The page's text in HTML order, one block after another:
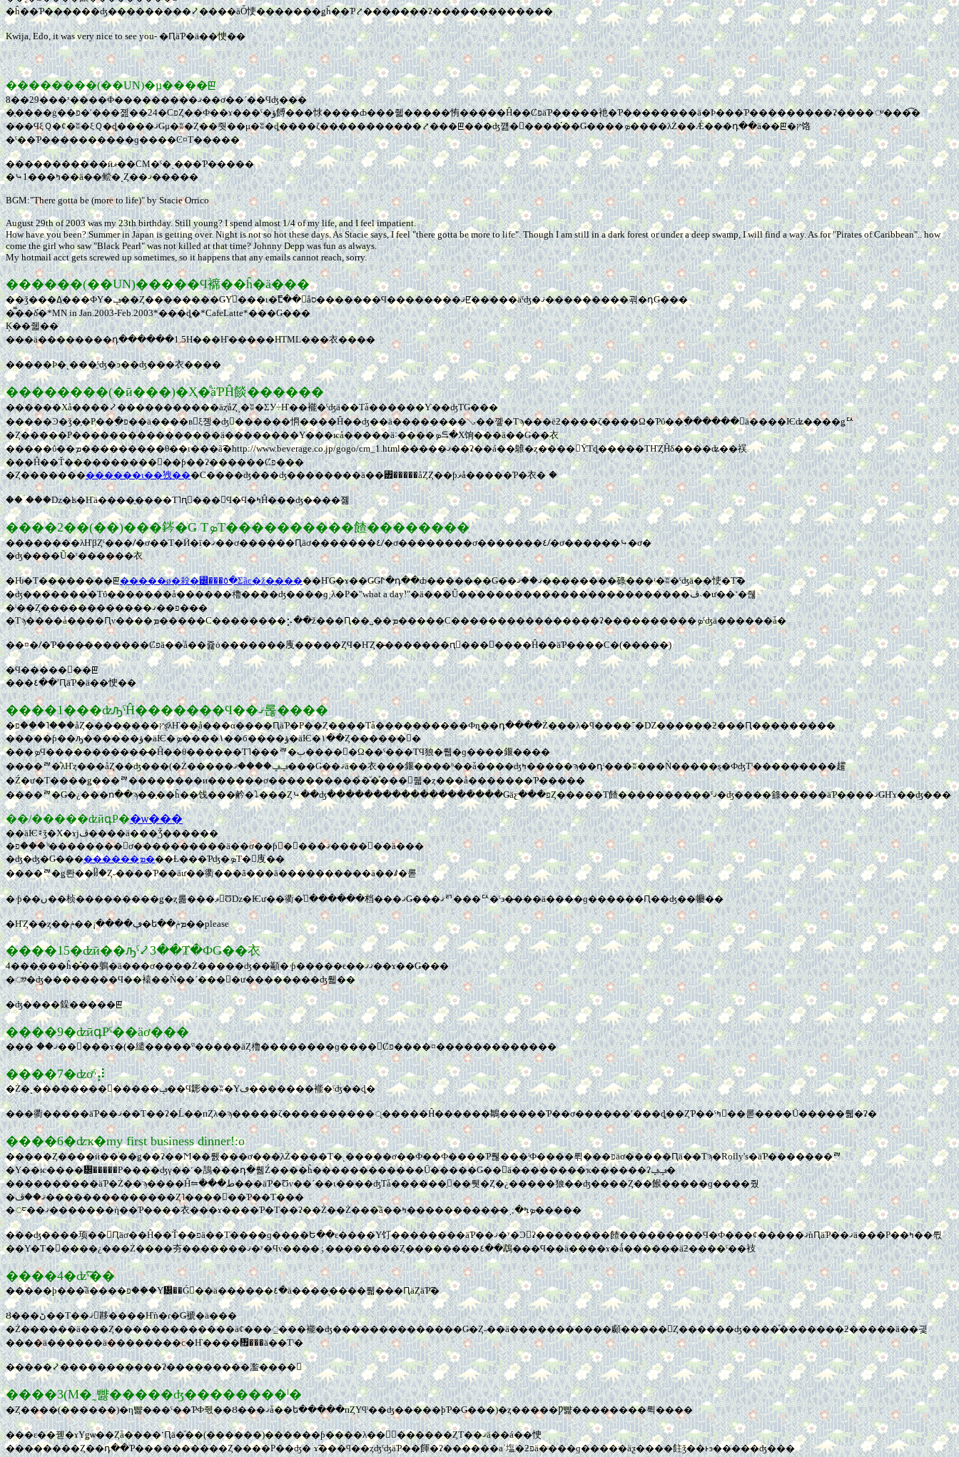
�ĥ��Ƥ������ʤ���������⤦����äȰ㤦�������ǥĥ��Ƥ⤤�������ʡ�������������
Kwija, Edo, it was very nice to see you- �ԤäƤ�ä��㤤��
��������(��UN)�µ����ꡣ
8��29���ˣ����Ф���������ޤ��ơ��´��Ϥʤ���
�֤����ġ��פ�ʹ���졢��24�СפȤ��Ф��ɤ���ˤ�ؤ餺���㤹����ȸ���줿�����㤢�����Ĥ��ȻפäƤ�����衪�Ƥ��������ä�Ϸ���Ƥ���������ʡ����ᤸ���͡�
���ϤξＱ�ȼ�ʬ�ξＱ�ȡ����ޤǤμ�ʬ�Ȥ��줫��μ�ʬ�ȡ����ζ��֤���������⤤���ꡣ���ʤ꺮�𤷤����֡��Ǥ����ܤ����λŻ��Ǽ���դ��ä��ꡣ�ץ饹
�ˤ��Ƥ����������ɡ����Ͼ¤Τ�����
�����������ӥޥ��CM�ˤ�˰���Ƥ�����
�⤷1���ߤ��ä��鲿�˻Ȥ��ޤ�����
BGM:"There gotta be (more to life)" by Stacie Orrico
August 29th of 2003 was my 23th birthday. Still young? I spend almost 1/4 of my life, and I feel impatient.
How have you been? Summer in Japan is getting over. Night is not so hot these days. As Stacie says, I feel "there gotta be more to life". Though I am still in a dark forest or under a deep swamp, I will find a way. As for "Pirates of Caribbean".. how
come the girl who saw "Black Pearl" was not killed at that time? Johnny Depp was fun as always.
My hotmail acct gets screwed up sometimes, so it happens that any emails cannot reach, sorry.
������(��UN)�����Ϥ褯��ĥ�ä���
��ǯ���ߡ�̤��ФΥ�ݡ��Ȥ��������ǤΥߥͥ���ι�Լ̿��򥢥åס�������Ϥ��������ޤꡢ�����äˤʤ�ޤ���������괶�դǤ���
�̿��δ֡�*MN in Jan.2003-Feb.2003*���ȡ�*CafeLatte*���Ǥ���
Ķ��줿��
���ä��������դ������1.5H���Ҥ�����HTML���衣����
�����Ϸ�˻���֤ˤʤ�ͽ��ʤ���衣����
��������(�ӣ���)�Ҳ�ͤäƤĤ餤������
������Хå����⤦�����������äȥͥåȤ˼�ʬ�ΣУ÷Ҥ��褦�ˤʤä��Τǡ������Ƴ��ʤΤǤ���
�����Ͽ�ǯ�֤�Ρְ��߲�פ��ä����в񤤤ξ졩�ʤ󤫤������㤯����Ĥ��ʤ��ä��������ࡣ��꼫�Τϡ���ëƻ����ζ����Ω�Ƥΰ��߲������򤫤ä����Ѥʥ����ǥꥢ
�Ȥ�����Ρ�����������̣�����ä��������Υ���ѥå�����ä˸����ܤ⥹�Х饷���ä��Ǥ��衣
�����ΰ��ܡ���������θ��ι���ã͡�http://www.beverage.co.jp/gogo/cm_1.html�����ޤ��ʡ��á��鵻�ȥ����󥰤ȲΤȡ�����ΤҤȤĤδ����ʥ��祦
���Ĥ��Ť����������󥿡��ƥ��ʡ������Ȼפ���
�Ȥ�������������ι��㹭�� �Ϲ����ʤ���ʤ��������ä��꥿�����åȤȤ��ƥޥå�����Ƥ�衣�ۤ�
���ۤ��ǲ�ʪ�Ҥä����֤����Τ˥ԥ󥭡���󥰤Ϥ�Ϥ�ߤĤ���ʤ����졣
����2��(��)���䤫�ǤۤΤܤΤ����������餷��������
��������λҤβȤˤ���ꤷ�ơ��Τ�Ӥ�ī�ޤ��ơ������Ԥäơ�������٤ꤷ�ơ��������ơ�������٤ꤷ�ơ������⤷�ơ�
�ʤ����Ũ�ʳ������衣
�Ƕ�Τ��������ꡣ �����ø�殺�꡼���٥�Σãͼ�ž����
��ҤǤ�ɤ��ǤǤⵤ�դ��ȸ�������Ǥ��ޤ��ޤ��������碌���ʵ�ʬ�ˤʤä��㤦�Τ͡�
�ʤ��������Τΰ�̣������å������櫓����ʤ����ɡ˲λ�Ρ�"what a day!"�ä���Ũ�������������������������ڤ˴�ư��˺�줺
�ˡ��Ȥ������������פ��ޤ���
�Τϡ����å����Ԥν����ܡ�����С��������⡢��ž���Ԥ��˽��ܡ�����С����������������ʡ����������ܤˤʤä������ǡ�
��¤�ꤷ�Ƥ���̵�������Ȼפä��ͥå��쥹ȯ�������㡼�����ȤϤ�ҤȤ�̵�������ԥ󥭡���󥰤����Ĥ��äƤ����С�(�����)
�Ϥ�����󤪵��ꡣ
���٤��ʹԤäƤ�ä��㤤��
����1���ʣԡˤĤ�������Ϥ��ޤ롢����
�פ��֤�˥���åȤ��������ץȿͤλҤ��֥å���α����ԤäƤ�Ρ��Ȥ����Τǡ����������Фȵ��դ����Ż���λ�ϥ����־�Ǳ������ƻ���Ԥ���������
�����ƥ��ԡ������ؤ�äѤ�١����ܤ��б����ؤ�äѤ�١��Ȥ������󤸡�
���ܤϤ�����������̵�Ĥ��θ������Τ˥���ꥫ�ٻ����񤷤�Ω��ˤ���ΤϤ狼�뤱�ɡ����䤷����
����ꥫ�ͤλҤȥ���åȤ��ʤ���(�Ż�����ݡݡ����ޤ���Ǥ��ޤä��衣���䤷����ʰ��ǡ����ʤߤ�����ϡ��դˡ���ʬ���Ǹ�����ȿ�ФʤΤˡ���������趯
�Ź�ư�Τ����ǥ���ꥫ��������и������ơ����������ܿͤ�ͧ�ͤ���򤵤줿�ȥ���å�������Ƥ�����
����ꥫ�Ǥ�¿���ո��ϡ��֤��ĥ��饯���鹶�⤵���Ȥ⤷��ʤ�������������������Ǥäƹ���פȤ�����Τ餷����������ˤޤ�ʤ����錄�����äƤ����ޤǤҤɤ��ʤ���
��/�����ʣӣգΡ��ѡ���
��äѤꣴǯ�Х�ɤϳڤ����ä���Ǯ������
�פ��֤�ʿͤ��������󤤤ơ����������ä��ơ��ƥ󥷥�󤢤���ޤ����򤷤��ä���
�ʤ�ʤ�Ǥ���
������ܡ�
��Ƚ���Ƥʤ�ܤΤ�󤸤㡼��
����ꥫ�ǥ롼��ᥤ�Ȥ˶����Ƥ��äư��衢���ã���ä����������ä��ꤹ�롣
�ۥƥ��ں��桢���������ǥ�ȥ롦���ޥ󥹤Ʊǲ�Ѥư��衢�٥ͥ�����̴�档���ޤǤ���ޤꥤ���ꥢ�ˤ϶�̵̣���ä����ɡ������Ԥ��ʤ��㡪��
�ҤȤ��ȥ��ڥ����ֺ¡��ݥ�ե��ܡݥ��please
����15�ʣӣ��ԡˤ⤦3��Ⱦ�ФǤ��衣
4���֤���ĥ�̵ͤ��鵢�ä���ơ����Ż�����ʤ��顢�ۥƥ�����ϵ��ޤޤ��ɤ��Ǥ���
�ᤤ�ʤ��������Ϥ��褤��Ǹ��´���󡣴�ư��������ʤ뤫��
�ʤ����䤪�����ꡣ
����9�ʣӣգΡˤ��äơ���
���ۤ��ޤ�����ɤ�(�繾�����ˤˡ�����äȤ櫓��������ɡ����򤤤Ȼפ����¤�������������
����7�ʣơˤ⡼
�Ż�˻�������������ݡ��Ϥ䤯��ʬ�Υڡ�������褦�ˤʤ��ȡ�
���衢�����äƤ��ޤ��Τ��ʡ�Ĺ��пȤλ�ϡ�����ζ����������ᤷ�����Ĥ������鶵�����Ƥ��ơ������ʹ���ȡ��ȤƤ��ˤߤ򴶤��롣����Ū�����뤫�ʡ�
����6�ʣҡ�my first business dinner!:o
�����Ȥ����ӥ��ͥ��ǥ��ʡ��Ϻ��뤬���ơ���֤λŻ����Τ�˻�����ơ��Ф��Ф����Ƥ뤦���ˡֽФ����뤾���פäơ�����Ԥä��Τϡ�Rolly's�äƤ�������ꥫ
�Υ��ѥ����᡼�����Ρ����ʤγ��˹�鴶���դ�뤪Ź����ĥ������­������Ū�����Ǥ��󤫤ä��������ҡ������ʡݡݡ�
����������äƤ�Ż��ϡ����Ĥ⥦���ִط���äƤ�Ʊν��´��ι����ʤΤǡ������֤򤤤��뤳�Ȥ�¿�����狼��ʤ����Ȥ��餱�����ɡ����줬
�ޤ��ڤ��������������Ȥ˥����󥸤��Ƥ��Τ���
�ᤰ��ޤ�������ή��Ƥ����衣���ɤ����Ƥ�Τ��ʡ��Ż��Ż���ͧã��ܤߤ�;͵��̵���������ߤ�����
���ʤ����顼��󲰹Ԥäơ��Ĥ��Ť��פä��Τ����ɡ����Ե��ε����Υ饤��������äƤ��ޤ�ʸ�Ͻ񤯤ʡ��������餷���������Ϥ�Ф���¢�����ޤǹԤäƤ��ޤä���Ρ��ߤ��뤿
��Υ�Τ�񤯵����¿���Ż����夯�������ޤ�ʸ�Ϥν����ٶ��������Ȥ��������٤��鵡���Ϥ��ä����ɤ�ǻ������äƻ����ˤ��衼
����4�ʣ͡ˤ��
�����ϸ���ͧã����פ��֤�Υ᡼��Ǵ򤷤��ä������٤�ä����ֻ����뤫���ԤäȤäƤ͡�
Ȣ���ڻ��Τ��ޤ󤸤夦����Ҥǹ�ɾ�Ǥ褫�ä���
�Ż������ä���Ȥ�������������äȼ���᤻���褦�ʤ��������������Ǥ�Ȥ˵��ä�����������顣�����󡣤Ȥ������ʤ����ͤ�������ƻ�����ä��긫
����ä������ä��������ϲ�Ҥ����᤯���ä��Τˡ�
�����⤦�����������ʡ���������濫����
����3(M�˷뺧�����ʤ��������ˡ�
�Ȥ����(������)�η뺧���ˤ��ƤФ줷��Ȣ���ޤǡ��ե�����пȤΥϥˡ��ʤ�����ϸƤ�Ǥ���)�ȥ�����Ƿ뺧��������뤽����
���ε��꿷�ɤΥǥѡ��Ȥǡ����˹Ԥä�ͧ��(������)������ƥ����λ��ؤۤ������ȤΤ��ޤä��á��㤤
��������Ȥ��դ��Ƥ����������Ȥ����Ρ��ʤ�ۤɤ͡���ϥ��ȥʤˤʤäƤ��餫�ʡ������аʾ塩�ƻפä����ɡ�����äƺ����飳ǯ��ͱͽ�����ʤ���